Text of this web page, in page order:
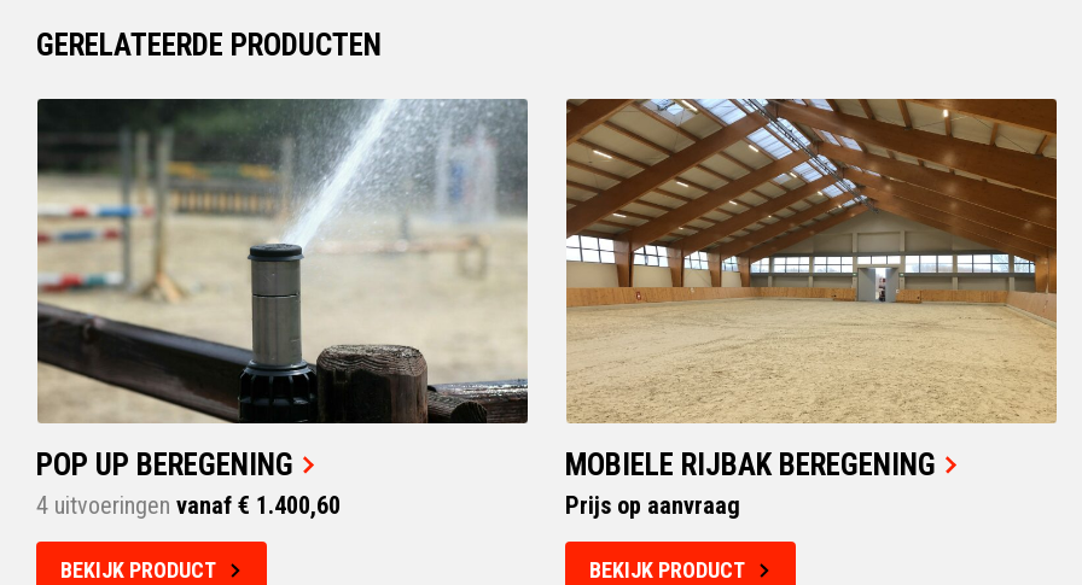
GERELATEERDE PRODUCTEN
POP UP BEREGENING
4 uitvoeringen vanaf € 1.400,60
BEKIJK PRODUCT
MOBIELE RIJBAK BEREGENING
Prijs op aanvraag
BEKIJK PRODUCT